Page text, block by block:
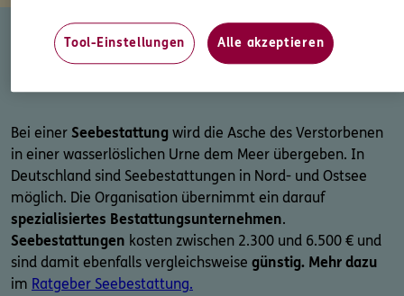
Seebestattung
Bei einer Seebestattung wird die Asche des Verstorbenen
in einer wasserlöslichen Urne dem Meer übergeben. In
Deutschland sind Seebestattungen in Nord- und Ostsee
möglich. Die Organisation übernimmt ein darauf
spezialisiertes Bestattungsunternehmen.
Seebestattungen kosten zwischen 2.300 und 6.500 € und
sind damit ebenfalls vergleichsweise günstig. Mehr dazu
im Ratgeber Seebestattung.
Tool-Einstellungen Alle akzeptieren